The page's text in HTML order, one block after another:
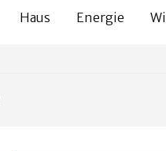
Haus Energie